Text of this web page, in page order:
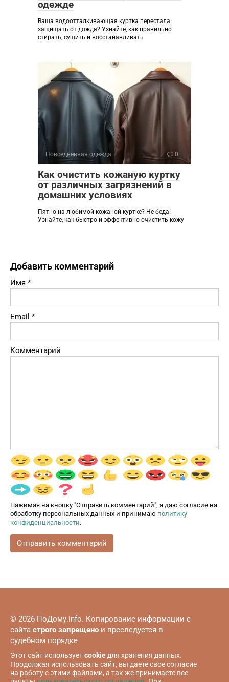
одежде
Ваша водоотталкивающая куртка перестала
защищать от дождя? Узнайте, как правильно
стирать, сушить и восстанавливать
Повседневная одежда 0
Как очистить кожаную куртку
от различных загрязнений в
домашних условиях
Пятно на любимой кожаной куртке? Не беда!
Узнайте, как быстро и эффективно очистить кожу
Добавить комментарий
Имя *
Email *
Комментарий
Нажимая на кнопку "Отправить комментарий", я даю согласие на
обработку персональных данных и принимаю политику
конфиденциальности.
© 2026 ПоДому.info. Копирование информации с
сайта строго запрещено и преследуется в
судебном порядке
Этот сайт используетcookie для хранения данных.
Продолжая использовать сайт, вы даете свое согласие
на работу с этими файлами, а так же принимаете все